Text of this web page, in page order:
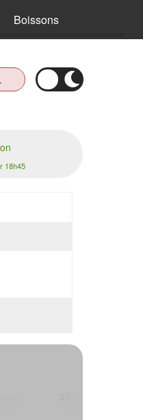
Boissons
18h45